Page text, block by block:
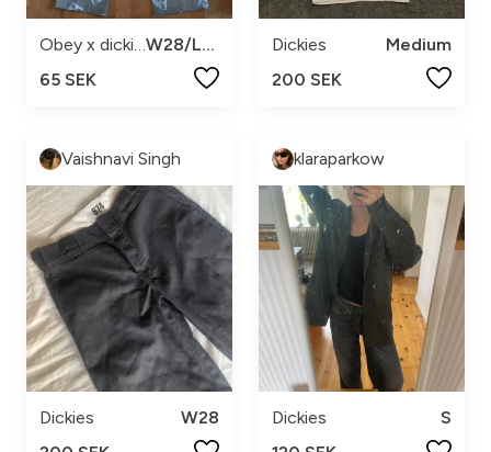
Obey x dickies
W28/L30
65 SEK
Dickies
Medium
200 SEK
Vaishnavi Singh
Dickies
W28
klaraparkow
Dickies
S